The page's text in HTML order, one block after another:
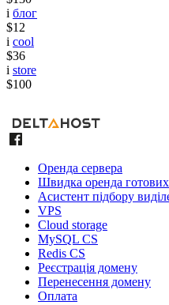
i блог
$12
i cool
$36
i store
$100
Оренда сервера
Швидка оренда готових
Асистент підбору
VPS
Cloud storage
MySQL CS
Redis CS
Реєстрація домену
Перенесення домену
Оплата